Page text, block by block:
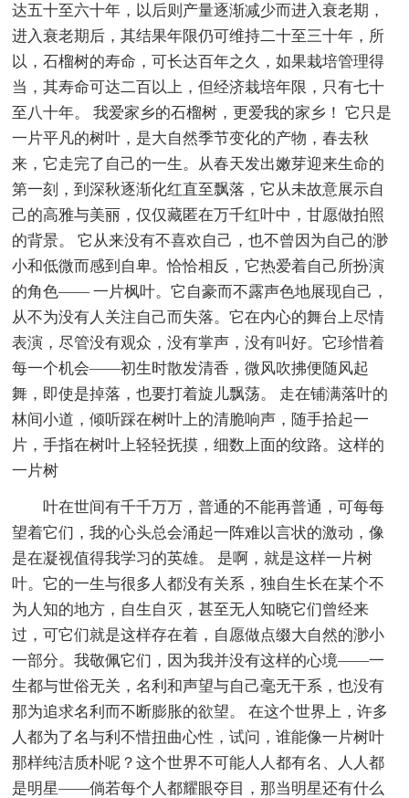
达五十至六十年，以后则产量逐渐减少而进入衰老期，
进入衰老期后，其结果年限仍可维持二十至三十年，所
以，石榴树的寿命，可长达百年之久，如果栽培管理得
当，其寿命可达二百以上，但经济栽培年限，只有七十
至八十年。 我爱家乡的石榴树，更爱我的家乡！ 它只是
一片平凡的树叶，是大自然季节变化的产物，春去秋
来，它走完了自己的一生。从春天发出嫩芽迎来生命的
第一刻，到深秋逐渐化红直至飘落，它从未故意展示自
己的高雅与美丽，仅仅藏匿在万千红叶中，甘愿做拍照
的背景。 它从来没有不喜欢自己，也不曾因为自己的渺
小和低微而感到自卑。恰恰相反，它热爱着自己所扮演
的角色—— 一片枫叶。它自豪而不露声色地展现自己，
从不为没有人关注自己而失落。它在内心的舞台上尽情
表演，尽管没有观众，没有掌声，没有叫好。它珍惜着
每一个机会——初生时散发清香，微风吹拂便随风起
舞，即使是掉落，也要打着旋儿飘荡。 走在铺满落叶的
林间小道，倾听踩在树叶上的清脆响声，随手拾起一
片，手指在树叶上轻轻抚摸，细数上面的纹路。这样的
一片树
叶在世间有千千万万，普通的不能再普通，可每每
望着它们，我的心头总会涌起一阵难以言状的激动，像
是在凝视值得我学习的英雄。 是啊，就是这样一片树
叶。它的一生与很多人都没有关系，独自生长在某个不
为人知的地方，自生自灭，甚至无人知晓它们曾经来
过，可它们就是这样存在着，自愿做点缀大自然的渺小
一部分。我敬佩它们，因为我并没有这样的心境——一
生都与世俗无关，名利和声望与自己毫无干系，也没有
那为追求名利而不断膨胀的欲望。 在这个世界上，许多
人都为了名与利不惜扭曲心性，试问，谁能像一片树叶
那样纯洁质朴呢？这个世界不可能人人都有名、人人都
是明星——倘若每个人都耀眼夺目，那当明星还有什么